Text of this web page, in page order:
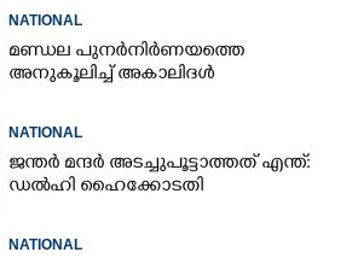
NATIONAL
മണ്ഡല പുനർനിർണയത്തെ
അനുകൂലിച്ച് അകാലിദൾ
NATIONAL
ജന്ത‌‌ർ മന്ദർ അടച്ചുപൂട്ടാത്തത് എന്ത്:
ഡൽഹി ഹൈക്കോടതി
NATIONAL